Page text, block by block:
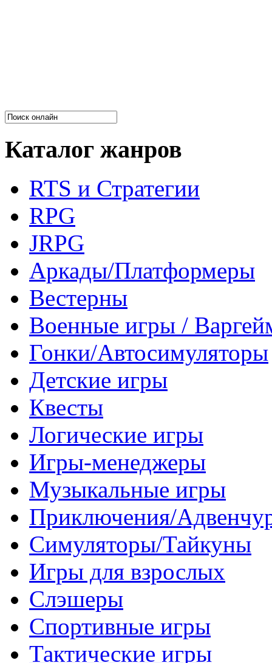
Каталог жанров
RTS и Стратегии
RPG
JRPG
Аркады/Платформеры
Вестерны
Военные игры /
Гонки/Автосимуляторы
Детские игры
Квесты
Логические игры
Игры-менеджеры
Музыкальные игры
Приключения/
Симуляторы/Тайкуны
Игры для взрослых
Слэшеры
Спортивные игры
Тактические игры